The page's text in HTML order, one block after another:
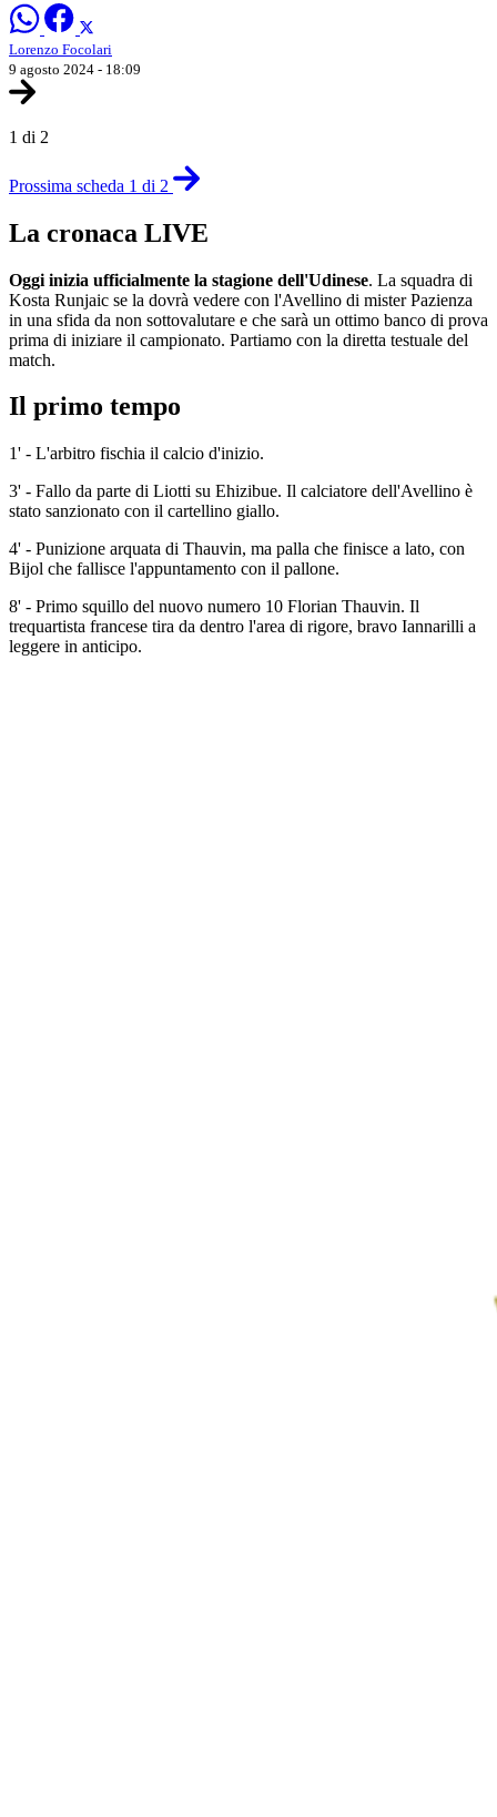
Lorenzo Focolari
9 agosto 2024 - 18:09
1 di 2
Prossima scheda 1 di 2
La cronaca LIVE
Oggi inizia ufficialmente la stagione dell'Udinese. La squadra di
Kosta Runjaic se la dovrà vedere con l'Avellino di mister Pazienza
in una sfida da non sottovalutare e che sarà un ottimo banco di prova
prima di iniziare il campionato. Partiamo con la diretta testuale del
match.
Il primo tempo
1' - L'arbitro fischia il calcio d'inizio.
3' - Fallo da parte di Liotti su Ehizibue. Il calciatore dell'Avellino è
stato sanzionato con il cartellino giallo.
4' - Punizione arquata di Thauvin, ma palla che finisce a lato, con
Bijol che fallisce l'appuntamento con il pallone.
8' - Primo squillo del nuovo numero 10 Florian Thauvin. Il
trequartista francese tira da dentro l'area di rigore, bravo Iannarilli a
leggere in anticipo.